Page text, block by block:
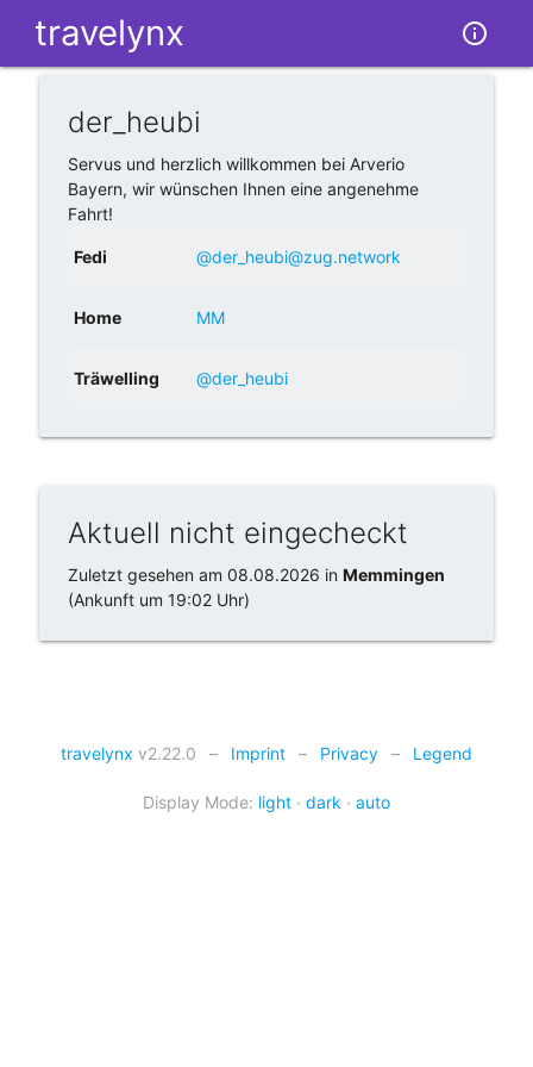
travelynx info_outline
der_heubi
Servus und herzlich willkommen bei Arverio
Bayern, wir wünschen Ihnen eine angenehme
Fahrt!
Fedi @der_heubi@zug.network
Home MM
Träwelling @der_heubi
Aktuell nicht eingecheckt
Zuletzt gesehen am 08.08.2026 in Memmingen
(Ankunft um 19:02 Uhr)
travelynx v2.22.0 – Imprint – Privacy – Legend
Display Mode: light · dark · auto